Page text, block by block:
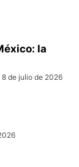
la
8 de julio de 2026